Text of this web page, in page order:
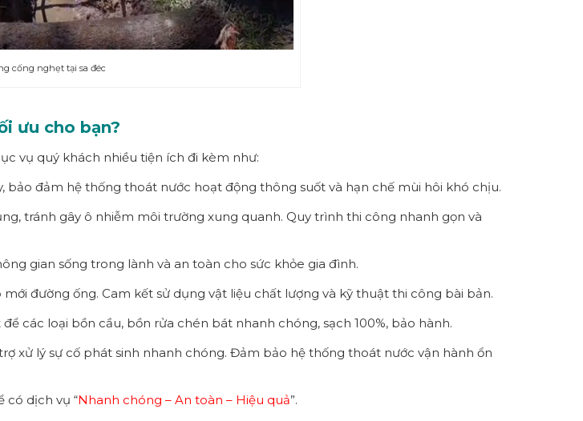
cống nghẹt tại sa đéc
ưu cho bạn?
vụ quý khách nhiều tiện ích đi kèm như:
bảo đảm hệ thống thoát nước hoạt động thông suốt và hạn chế mùi hôi khó chịu.
tránh gây ô nhiễm môi trường xung quanh. Quy trình thi công nhanh gọn và
gian sống trong lành và an toàn cho sức khỏe gia đình.
đường ống. Cam kết sử dụng vật liệu chất lượng và kỹ thuật thi công bài bản.
các loại bồn cầu, bồn rửa chén bát nhanh chóng, sạch 100%, bảo hành.
xử lý sự cố phát sinh nhanh chóng. Đảm bảo hệ thống thoát nước vận hành ổn
có dịch vụ “Nhanh chóng – An toàn – Hiệu quả”.